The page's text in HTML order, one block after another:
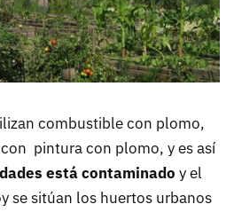
combustible con plomo,
pintura con plomo, y es así
está contaminado y el
se sitúan los huertos urbanos